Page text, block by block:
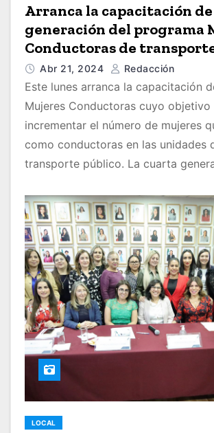
Arranca la capacitación
generación del programa
Conductoras de
Abr 21, 2024 Redacción
Este lunes arranca la capacitación
Mujeres Conductoras cuyo objetivo
incrementar el número de mujeres
como conductoras en las unidades
transporte público. La cuarta
LOCAL